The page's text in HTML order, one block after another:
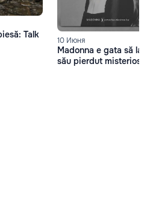
Talk
10 Июня
Madonna e gata să
său pierdut misterios